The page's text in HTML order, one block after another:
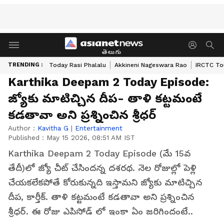
తెలుగు
TRENDING : Today Rasi Phalalu Akkineni Nageswara Rao IRCTC
Karthika Deepam 2 Today Episode:
జ్యోకు మాటిచ్చిన దీప- తాళి కట్టమంటే
కడతావా అని ప్రశ్నించిన శ్రీధర్
Author : Kavitha G | Entertainment
Published : May 15 2026, 08:51 AM IST
Karthika Deepam 2 Today Episode (మే 15వ
తేదీ)లో జ్యో చీట్ చేసిందన్న దశరథ. నెల రోజుల్లో పెళ్లి
చేయకలేకపోతే కోరుకున్నది ఇస్తామని జ్యోకు మాటిచ్చిన
దీప, కార్తీక్. తాళి కట్టమంటే కడతావా అని ప్రశ్నించిన
శ్రీధర్. ఈ రోజు ఎపిసోడ్ లో ఇంకా ఏం జరిగిందంటే..